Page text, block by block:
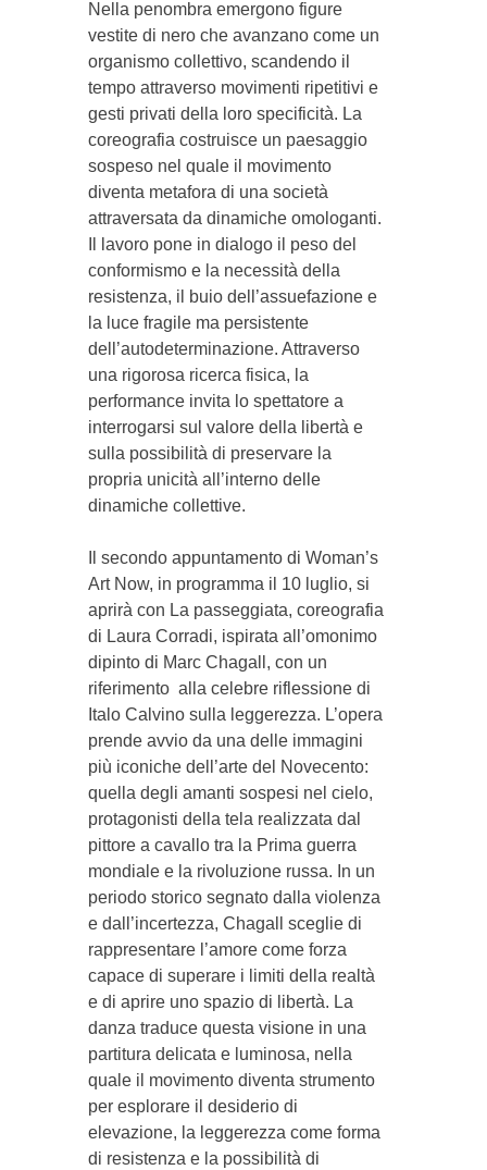
Nella penombra emergono figure
vestite di nero che avanzano come un
organismo collettivo, scandendo il
tempo attraverso movimenti ripetitivi e
gesti privati della loro specificità. La
coreografia costruisce un paesaggio
sospeso nel quale il movimento
diventa metafora di una società
attraversata da dinamiche omologanti.
Il lavoro pone in dialogo il peso del
conformismo e la necessità della
resistenza, il buio dell’assuefazione e
la luce fragile ma persistente
dell’autodeterminazione. Attraverso
una rigorosa ricerca fisica, la
performance invita lo spettatore a
interrogarsi sul valore della libertà e
sulla possibilità di preservare la
propria unicità all’interno delle
dinamiche collettive.
Il secondo appuntamento di Woman’s
Art Now, in programma il 10 luglio, si
aprirà con La passeggiata, coreografia
di Laura Corradi, ispirata all’omonimo
dipinto di Marc Chagall, con un
riferimento alla celebre riflessione di
Italo Calvino sulla leggerezza. L’opera
prende avvio da una delle immagini
più iconiche dell’arte del Novecento:
quella degli amanti sospesi nel cielo,
protagonisti della tela realizzata dal
pittore a cavallo tra la Prima guerra
mondiale e la rivoluzione russa. In un
periodo storico segnato dalla violenza
e dall’incertezza, Chagall sceglie di
rappresentare l’amore come forza
capace di superare i limiti della realtà
e di aprire uno spazio di libertà. La
danza traduce questa visione in una
partitura delicata e luminosa, nella
quale il movimento diventa strumento
per esplorare il desiderio di
elevazione, la leggerezza come forma
di resistenza e la possibilità di